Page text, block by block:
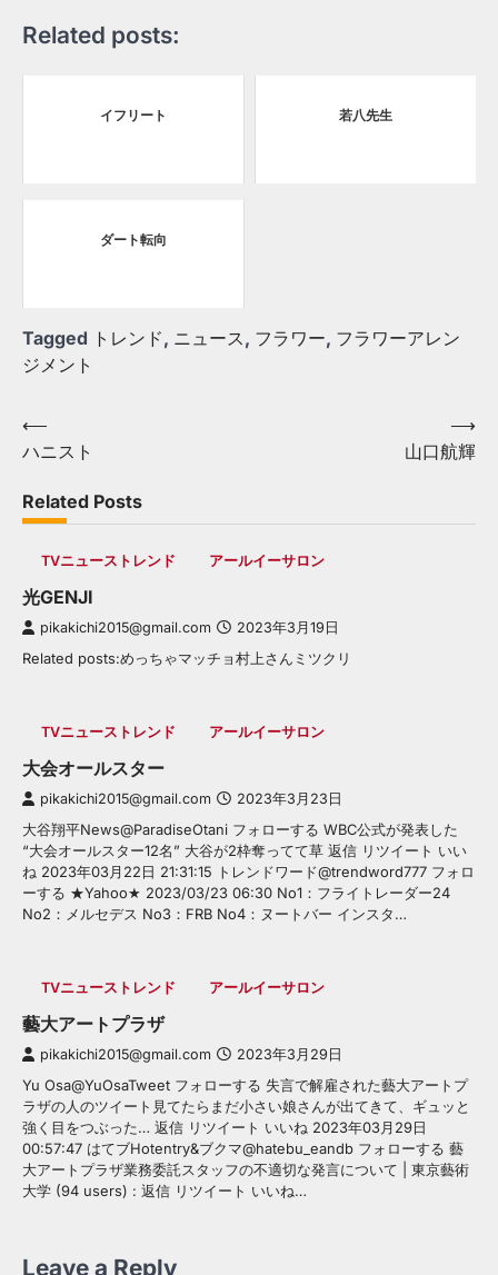
Related posts:
イフリート 若八先生
ダート転向
Tagged トレンド, ニュース, フラワー, フラワーアレン
ジメント
Post
navigation
⟵
ハニスト
山口航輝
⟶
Related Posts
TVニューストレンド アールイーサロン
光GENJI
pikakichi2015@gmail.com 2023年3月19日
Related posts:めっちゃマッチョ村上さんミツクリ
TVニューストレンド アールイーサロン
大会オールスター
pikakichi2015@gmail.com 2023年3月23日
大谷翔平News@ParadiseOtani フォローする WBC公式が発表した
“大会オールスター12名” 大谷が2枠奪ってて草 返信 リツイート いい
ね 2023年03月22日 21:31:15 トレンドワード@trendword777 フォロ
ーする ★Yahoo★ 2023/03/23 06:30 No1：フライトレーダー24
No2：メルセデス No3：FRB No4：ヌートバー インスタ…
TVニューストレンド アールイーサロン
藝大アートプラザ
pikakichi2015@gmail.com 2023年3月29日
Yu Osa@YuOsaTweet フォローする 失言で解雇された藝大アートプ
ラザの人のツイート見てたらまだ小さい娘さんが出てきて、ギュッと
強く目をつぶった… 返信 リツイート いいね 2023年03月29日
00:57:47 はてブHotentry&ブクマ@hatebu_eandb フォローする 藝
大アートプラザ業務委託スタッフの不適切な発言について | 東京藝術
大学 (94 users) : 返信 リツイート いいね…
Leave a Reply